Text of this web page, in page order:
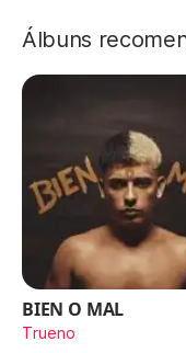
Álbuns
BIEN O MAL
Trueno